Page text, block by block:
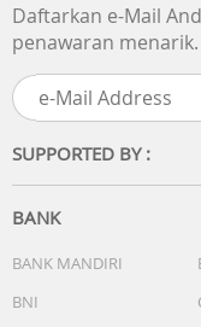
Daftarkan e-Mail
penawaran menarik.
SUPPORTED BY :
BANK
BANK MANDIRI
BNI